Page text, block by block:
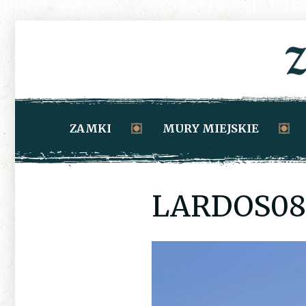
ZAMKI MURY MIEJSKIE
LARDOS08